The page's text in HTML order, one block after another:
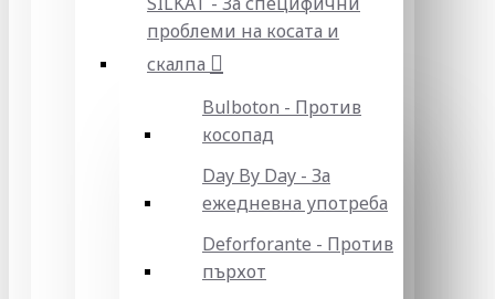
проблеми на косата и
скалпа
Bulboton - Против
косопад
Day By Day - За
ежедневна употреба
Deforforante - Против
пърхот